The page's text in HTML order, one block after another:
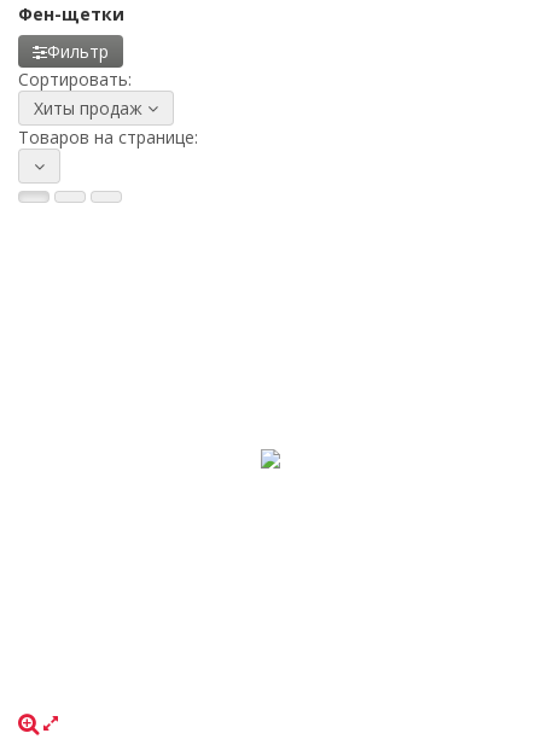
Фен-щетки
Фильтр
Сортировать:
Хиты продаж
Товаров на странице: